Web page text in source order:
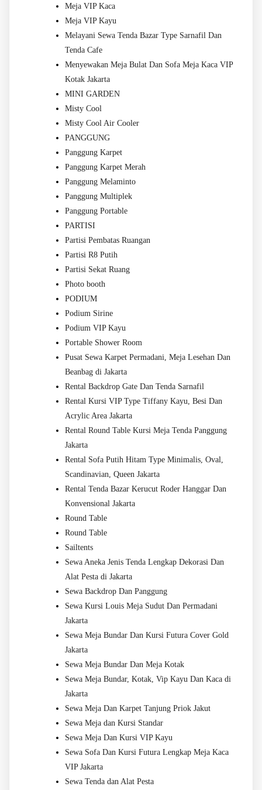
Meja VIP Kaca
Meja VIP Kayu
Melayani Sewa Tenda Bazar Type Sarnafil Dan
Tenda Cafe
Menyewakan Meja Bulat Dan Sofa Meja Kaca VIP
Kotak Jakarta
MINI GARDEN
Misty Cool
Misty Cool Air Cooler
PANGGUNG
Panggung Karpet
Panggung Karpet Merah
Panggung Melaminto
Panggung Multiplek
Panggung Portable
PARTISI
Partisi Pembatas Ruangan
Partisi R8 Putih
Partisi Sekat Ruang
Photo booth
PODIUM
Podium Sirine
Podium VIP Kayu
Portable Shower Room
Pusat Sewa Karpet Permadani, Meja Lesehan Dan
Beanbag di Jakarta
Rental Backdrop Gate Dan Tenda Sarnafil
Rental Kursi VIP Type Tiffany Kayu, Besi Dan
Acrylic Area Jakarta
Rental Round Table Kursi Meja Tenda Panggung
Jakarta
Rental Sofa Putih Hitam Type Minimalis, Oval,
Scandinavian, Queen Jakarta
Rental Tenda Bazar Kerucut Roder Hanggar Dan
Konvensional Jakarta
Round Table
Round Table
Sailtents
Sewa Aneka Jenis Tenda Lengkap Dekorasi Dan
Alat Pesta di Jakarta
Sewa Backdrop Dan Panggung
Sewa Kursi Louis Meja Sudut Dan Permadani
Jakarta
Sewa Meja Bundar Dan Kursi Futura Cover Gold
Jakarta
Sewa Meja Bundar Dan Meja Kotak
Sewa Meja Bundar, Kotak, Vip Kayu Dan Kaca di
Jakarta
Sewa Meja Dan Karpet Tanjung Priok Jakut
Sewa Meja dan Kursi Standar
Sewa Meja Dan Kursi VIP Kayu
Sewa Sofa Dan Kursi Futura Lengkap Meja Kaca
VIP Jakarta
Sewa Tenda dan Alat Pesta